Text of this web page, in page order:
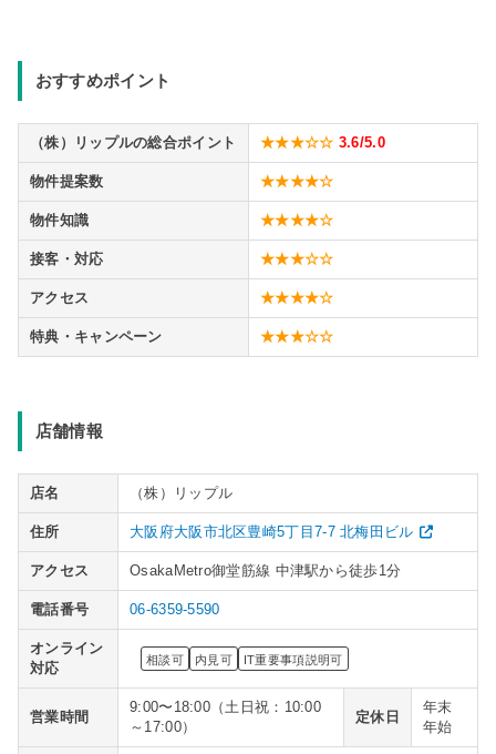
おすすめポイント
（株）リップルの総合ポイント ★★★☆☆ 3.6/5.0
物件提案数 ★★★★☆
物件知識 ★★★★☆
接客・対応 ★★★☆☆
アクセス ★★★★☆
特典・キャンペーン ★★★☆☆
店舗情報
店名 （株）リップル
住所 大阪府大阪市北区豊崎5丁目7-7 北梅田ビル
アクセス OsakaMetro御堂筋線 中津駅から徒歩1分
電話番号 06-6359-5590
オンライン
対応
相談可 内見可 IT重要事項説明可
営業時間
9:00〜18:00（土日祝：10:00
～17:00）
定休日
年末
年始